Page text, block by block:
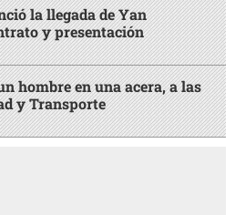
la llegada de Yan
y presentación
hombre en una acera, a las
y Transporte